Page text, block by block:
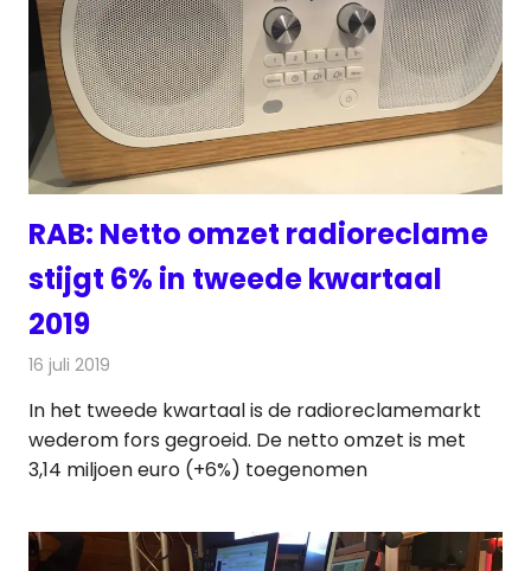
RAB: Netto omzet radioreclame
stijgt 6% in tweede kwartaal
2019
16 juli 2019
In het tweede kwartaal is de radioreclamemarkt
wederom fors gegroeid. De netto omzet is met
3,14 miljoen euro (+6%) toegenomen